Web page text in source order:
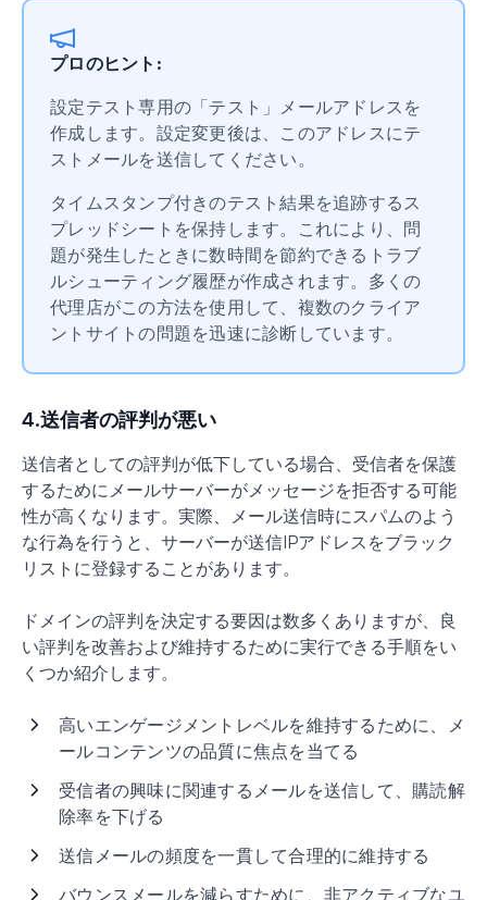
プロのヒント:
設定テスト専用の「テスト」メールアドレスを
作成します。設定変更後は、このアドレスにテ
ストメールを送信してください。
タイムスタンプ付きのテスト結果を追跡するス
プレッドシートを保持します。これにより、問
題が発生したときに数時間を節約できるトラブ
ルシューティング履歴が作成されます。多くの
代理店がこの方法を使用して、複数のクライア
ントサイトの問題を迅速に診断しています。
4.送信者の評判が悪い
送信者としての評判が低下している場合、受信者を保護
するためにメールサーバーがメッセージを拒否する可能
性が高くなります。実際、メール送信時にスパムのよう
な行為を行うと、サーバーが送信IPアドレスをブラック
リストに登録することがあります。
ドメインの評判を決定する要因は数多くありますが、良
い評判を改善および維持するために実行できる手順をい
くつか紹介します。
高いエンゲージメントレベルを維持するために、メ
ールコンテンツの品質に焦点を当てる
受信者の興味に関連するメールを送信して、購読解
除率を下げる
送信メールの頻度を一貫して合理的に維持する
バウンスメールを減らすために、非アクティブなユ